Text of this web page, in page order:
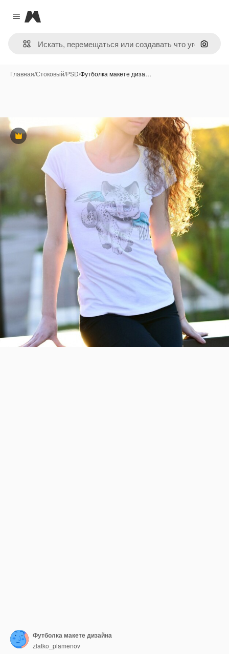
Close menu
Magnific
Поиск
Главная/Стоковый/PSD/Футболка макете диза…
Премиум
Футболка макете дизайна
zlatko_plamenov